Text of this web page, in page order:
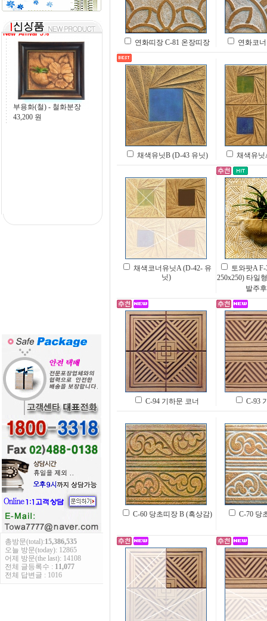
], 15
부용화(철) - 철화분장
총방문(total):15,386,535
오늘 방문(today): 12865
어제 방문(the last): 14108
전체 글등록수 : 11,077
전체 답변글 : 1016
연화띠장 C-81 온장띠장 연화코
채색유닛B (D-43 유닛) 채색유닛
채색코너유닛A (D-42- 유
닛)
토와팟A
250x250) 타일
발주
C-94 기하문 코너 C-93
C-60 당초띠장 B (흑상감) C-70 당